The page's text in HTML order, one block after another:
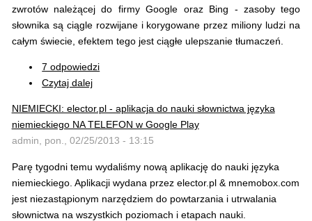
zwrotów należącej do firmy Google oraz Bing - zasoby tego
słownika są ciągle rozwijane i korygowane przez miliony ludzi na
całym świecie, efektem tego jest ciągłe ulepszanie tłumaczeń.
7 odpowiedzi
Czytaj dalej
NIEMIECKI: elector.pl - aplikacja do nauki słownictwa języka
niemieckiego NA TELEFON w Google Play
admin, pon., 02/25/2013 - 13:15
Parę tygodni temu wydaliśmy nową aplikację do nauki języka
niemieckiego. Aplikacji wydana przez elector.pl & mnemobox.com
jest niezastąpionym narzędziem do powtarzania i utrwalania
słownictwa na wszystkich poziomach i etapach nauki.